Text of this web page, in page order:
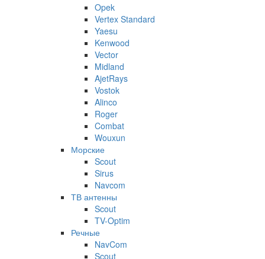
Opek
Vertex Standard
Yaesu
Kenwood
Vector
Midland
AjetRays
Vostok
Alinco
Roger
Combat
Wouxun
Морские
Scout
Sirus
Navcom
ТВ антенны
Scout
TV-Optim
Речные
NavCom
Scout